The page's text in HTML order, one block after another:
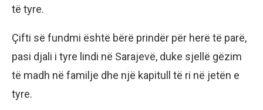
të tyre.
Çifti së fundmi është bërë prindër për herë të parë,
pasi djali i tyre lindi në Sarajevë, duke sjellë gëzim
të madh në familje dhe një kapitull të ri në jetën e
tyre.